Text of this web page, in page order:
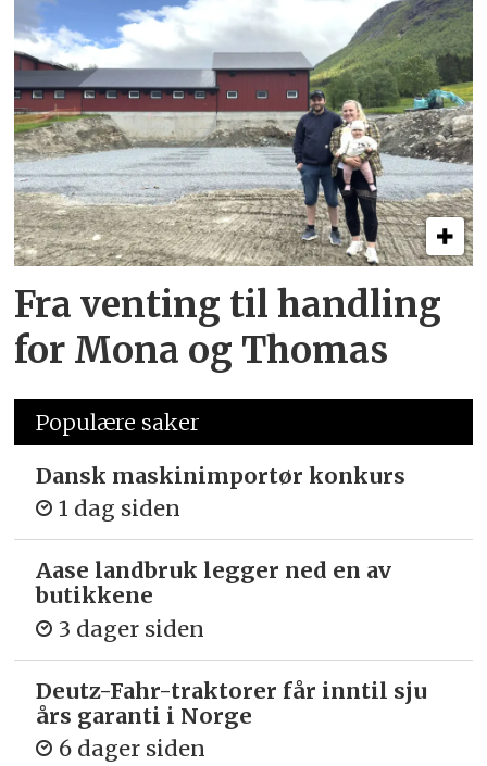
Fra venting til handling
for Mona og Thomas
Populære saker
Dansk maskinimportør konkurs
1 dag siden
Aase landbruk legger ned en av
butikkene
3 dager siden
Deutz-Fahr-traktorer får inntil sju
års garanti i Norge
6 dager siden